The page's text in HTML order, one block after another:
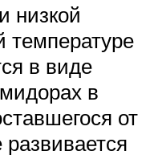
низкой
температуре
в виде
в
от